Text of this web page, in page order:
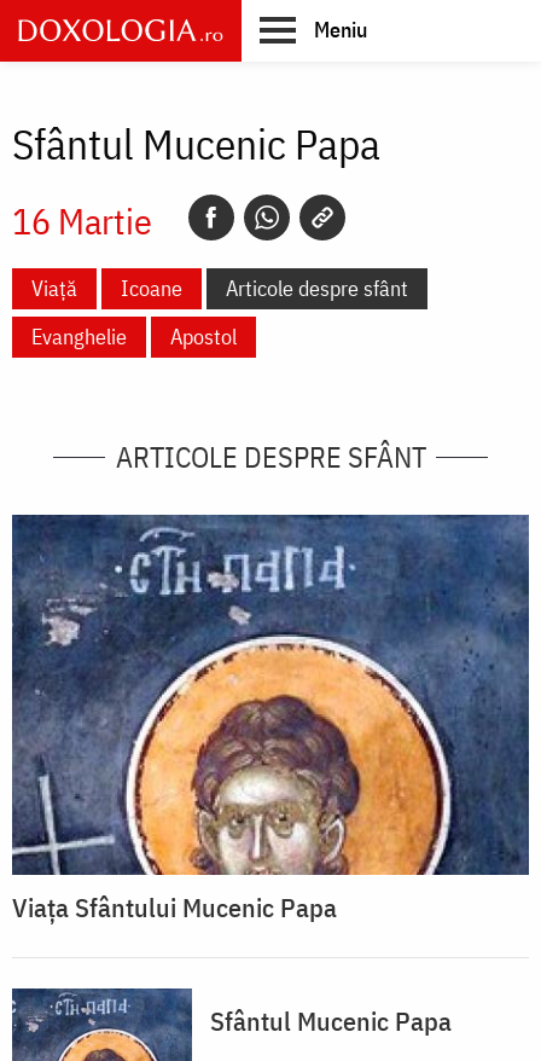
Skip
to
main
Meniu
Sfântul Mucenic Papa
16 Martie
Viață Icoane
Articole despre sfânt
Evanghelie
Apostol
ARTICOLE DESPRE SFÂNT
Viaţa Sfântului Mucenic Papa
Sfântul Mucenic Papa